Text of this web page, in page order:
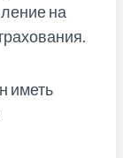
на
иметь